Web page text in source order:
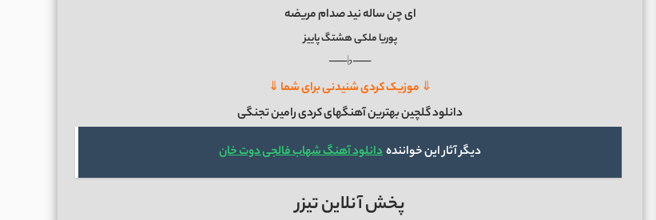
ای چن ساله نید صدام مریضه
پوریا ملکی هشتگ پاییز
──♭──
⇓ موزیک کردی شنیدنی برای شما ⇓
دانلود گلچین بهترین آهنگهای کردی رامین تجنگی
دیگر آثار این خوانندهدانلود آهنگ شهاب فالجی دوت خان
پخش آنلاین تیزر